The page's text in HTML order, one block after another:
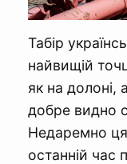
Табір
найвищій
як на долоні,
добре видно
Недаремно ця
останній час